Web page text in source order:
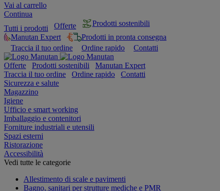
Vai al carrello
Continua
Tutti i prodotti
Offerte
Prodotti sostenibili
Manutan Expert
Prodotti in pronta consegna
Traccia il tuo ordine
Ordine rapido Contatti
Offerte Prodotti sostenibili
Manutan Expert
Traccia il tuo ordine
Ordine rapido
Contatti
Sicurezza e salute
Magazzino
Igiene
Ufficio e smart working
Imballaggio e contenitori
Forniture industriali e utensili
Spazi esterni
Ristorazione
Accessibilità
Vedi tutte le categorie
Allestimento di scale e pavimenti
Bagno, sanitari per strutture mediche e PMR